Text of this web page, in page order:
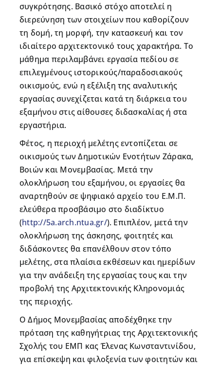
συγκρότησης. Βασικό στόχο αποτελεί η
διερεύνηση των στοιχείων που καθορίζουν
τη δομή, τη μορφή, την κατασκευή και τον
ιδιαίτερο αρχιτεκτονικό τους χαρακτήρα. Το
μάθημα περιλαμβάνει εργασία πεδίου σε
επιλεγμένους ιστορικούς/παραδοσιακούς
οικισμούς, ενώ η εξέλιξη της αναλυτικής
εργασίας συνεχίζεται κατά τη διάρκεια του
εξαμήνου στις αίθουσες διδασκαλίας ή στα
εργαστήρια.
Φέτος, η περιοχή μελέτης εντοπίζεται σε
οικισμούς των Δημοτικών Ενοτήτων Ζάρακα,
Βοιών και Μονεμβασίας. Μετά την
ολοκλήρωση του εξαμήνου, οι εργασίες θα
αναρτηθούν σε ψηφιακό αρχείο του Ε.Μ.Π.
ελεύθερα προσβάσιμο στο διαδίκτυο
(http://5a.arch.ntua.gr/). Επιπλέον, μετά την
ολοκλήρωση της άσκησης, φοιτητές και
διδάσκοντες θα επανέλθουν στον τόπο
μελέτης, στα πλαίσια εκθέσεων και ημερίδων
για την ανάδειξη της εργασίας τους και την
προβολή της Αρχιτεκτονικής Κληρονομιάς
της περιοχής.
Ο Δήμος Μονεμβασίας αποδέχθηκε την
πρόταση της καθηγήτριας της Αρχιτεκτονικής
Σχολής του ΕΜΠ κας Έλενας Κωνσταντινίδου,
για επίσκεψη και φιλοξενία των φοιτητών και